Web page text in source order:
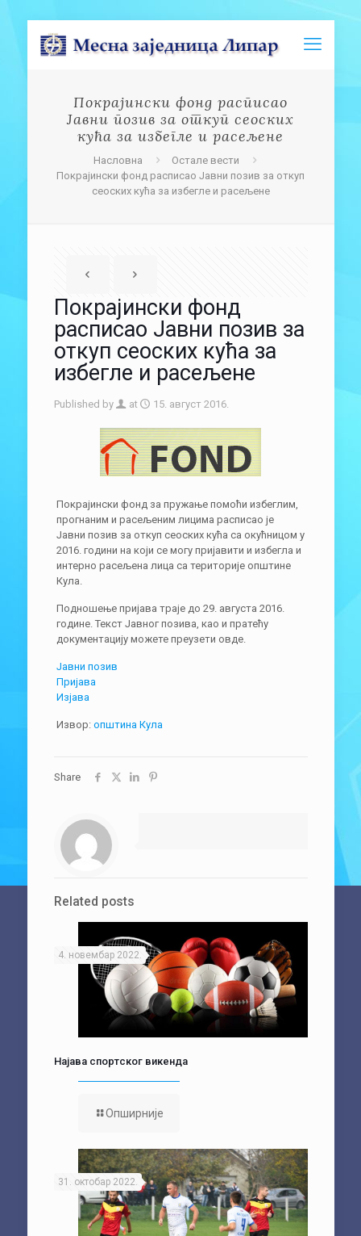
Покрајински фонд расписао
Јавни позив за откуп сеоских
кућа за избегле и расељене
Насловна
Остале вести
Покрајински фонд расписао Јавни позив за откуп
сеоских кућа за избегле и расељене
Покрајински фонд
расписао Јавни позив за
откуп сеоских кућа за
избегле и расељене
Published by at 15. август 2016.
Покрајински фонд за пружање помоћи избеглим,
прогнаним и расељеним лицима расписао је
Јавни позив за откуп сеоских кућа са окућницом у
2016. години на који се могу пријавити и избегла и
интерно расељена лица са територије општине
Кула.
Подношење пријава траје до 29. августа 2016.
године. Текст Јавног позива, као и пратећу
документацију можете преузети овде.
Јавни позив
Пријава
Изјава
Извор: општина Кула
Share
Related posts
4. новембар 2022.
Најава спортског викенда
Опширније
31. октобар 2022.